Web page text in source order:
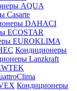
AQUA
Casarte
DAHACI
ECOSTAR
EUROKLIMA
Кондиционеры
Lanzkraft
Кондиционеры